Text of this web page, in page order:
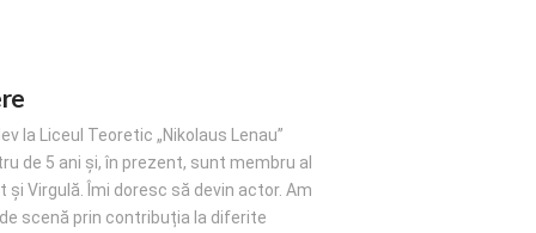
la Liceul Teoretic „Nikolaus Lenau”
de 5 ani și, în prezent, sunt membru al
și Virgulă. Îmi doresc să devin actor. Am
scenă prin contribuția la diferite